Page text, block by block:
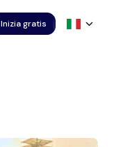
Inizia gratis